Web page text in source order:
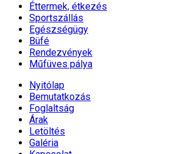
Éttermek, étkezés
Sportszállás
Egészségügy
Büfé
Rendezvények
Műfüves pálya
Nyitólap
Bemutatkozás
Foglaltság
Árak
Letöltés
Galéria